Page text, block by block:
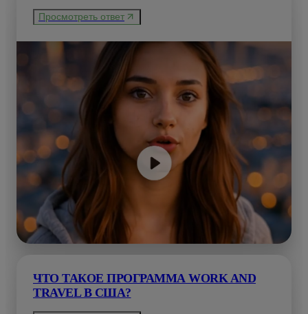
Просмотреть ответ
ЧТО ТАКОЕ ПРОГРАММА WORK AND
TRAVEL В США?